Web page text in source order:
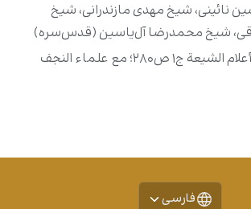
نائینی، شیخ مهدی مازندرانی، شیخ
شیخ محمدرضا آل‌یاسین (قدس‌سره)
طبقات أعلام الشیعة ج۱ ص۲۸۰؛ مع علماء النجف
فارسی